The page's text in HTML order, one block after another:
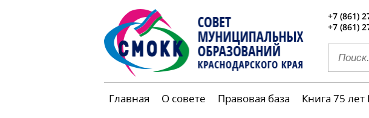
+7 (861)
+7 (861)
Главная О совете Правовая база Книга 75